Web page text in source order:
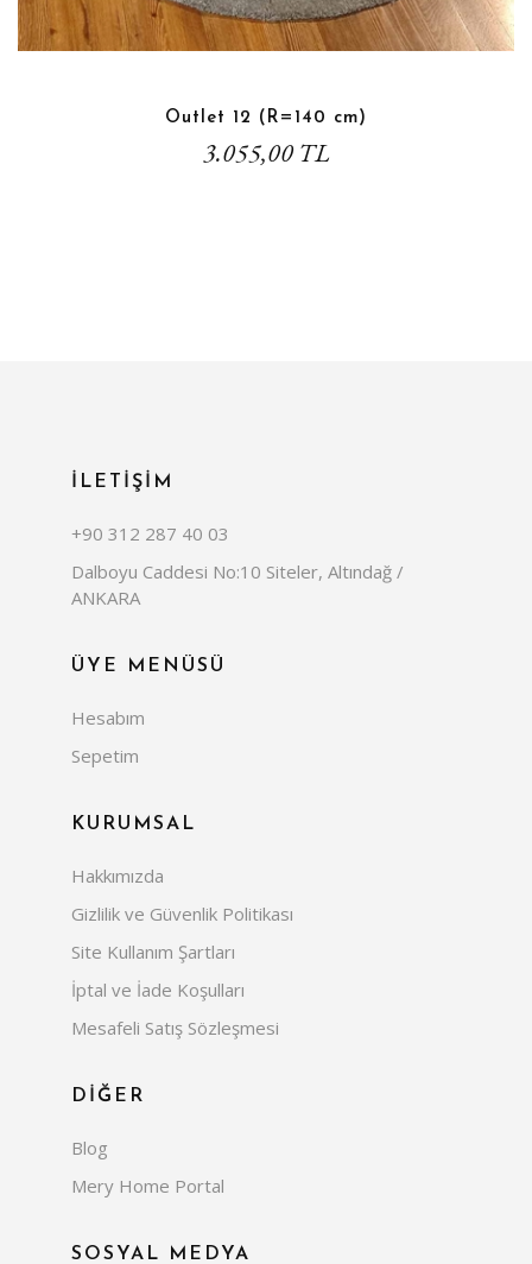
Outlet 12 (R=140 cm)
3.055,00 TL
İLETİŞİM
+90 312 287 40 03
Dalboyu Caddesi No:10 Siteler, Altındağ /
ANKARA
ÜYE MENÜSÜ
Hesabım
Sepetim
KURUMSAL
Hakkımızda
Gizlilik ve Güvenlik Politikası
Site Kullanım Şartları
İptal ve İade Koşulları
Mesafeli Satış Sözleşmesi
DİĞER
Blog
Mery Home Portal
SOSYAL MEDYA